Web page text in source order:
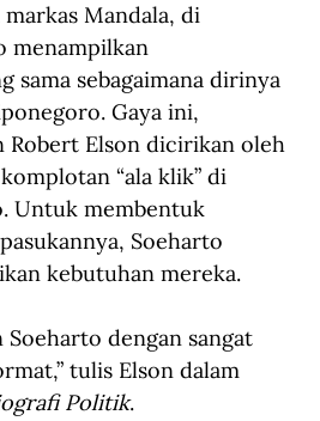
Mandala, di
menampilkan
sama sebagaimana dirinya
Gaya ini,
Robert Elson dicirikan oleh
“ala klik” di
Untuk membentuk
Soeharto
kebutuhan mereka.
dengan sangat
tulis Elson dalam
Politik.